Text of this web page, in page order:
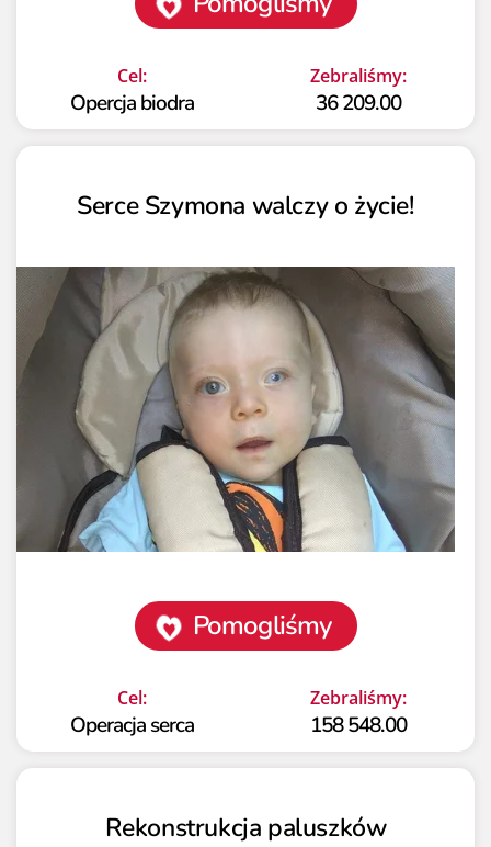
Cel:
Opercja biodra
Zebraliśmy:
36 209.00
Serce Szymona walczy o życie!
Pomogliśmy
Cel:
Operacja serca
Zebraliśmy:
158 548.00
Rekonstrukcja paluszków